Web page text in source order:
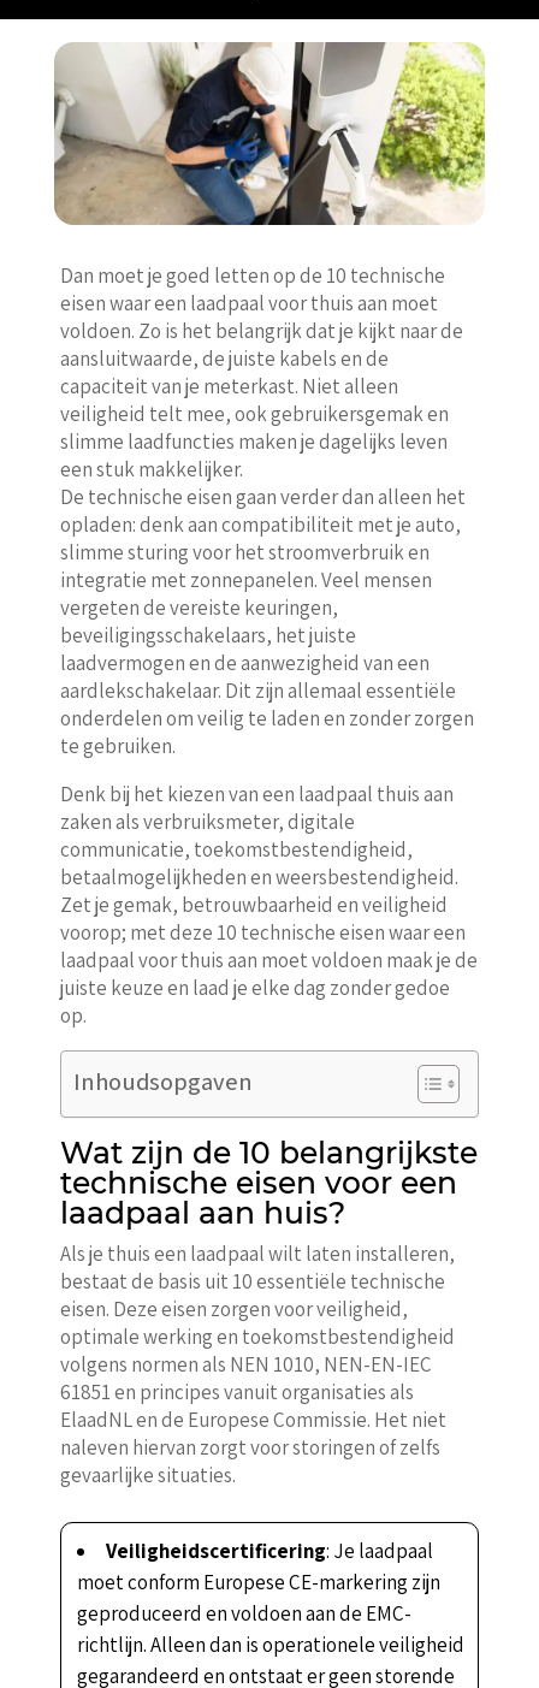
Dan moet je goed letten op de 10 technische
eisen waar een laadpaal voor thuis aan moet
voldoen. Zo is het belangrijk dat je kijkt naar de
aansluitwaarde, de juiste kabels en de
capaciteit van je meterkast. Niet alleen
veiligheid telt mee, ook gebruikersgemak en
slimme laadfuncties maken je dagelijks leven
een stuk makkelijker.
De technische eisen gaan verder dan alleen het
opladen: denk aan compatibiliteit met je auto,
slimme sturing voor het stroomverbruik en
integratie met zonnepanelen. Veel mensen
vergeten de vereiste keuringen,
beveiligingsschakelaars, het juiste
laadvermogen en de aanwezigheid van een
aardlekschakelaar. Dit zijn allemaal essentiële
onderdelen om veilig te laden en zonder zorgen
te gebruiken.
Denk bij het kiezen van een laadpaal thuis aan
zaken als verbruiksmeter, digitale
communicatie, toekomstbestendigheid,
betaalmogelijkheden en weersbestendigheid.
Zet je gemak, betrouwbaarheid en veiligheid
voorop; met deze 10 technische eisen waar een
laadpaal voor thuis aan moet voldoen maak je de
juiste keuze en laad je elke dag zonder gedoe
op.
Inhoudsopgaven
Wat zijn de 10 belangrijkste
technische eisen voor een
laadpaal aan huis?
Als je thuis een laadpaal wilt laten installeren,
bestaat de basis uit 10 essentiële technische
eisen. Deze eisen zorgen voor veiligheid,
optimale werking en toekomstbestendigheid
volgens normen als NEN 1010, NEN-EN-IEC
61851 en principes vanuit organisaties als
ElaadNL en de Europese Commissie. Het niet
naleven hiervan zorgt voor storingen of zelfs
gevaarlijke situaties.
Veiligheidscertificering: Je laadpaal
moet conform Europese CE-markering zijn
geproduceerd en voldoen aan de EMC-
richtlijn. Alleen dan is operationele veiligheid
gegarandeerd en ontstaat er geen storende